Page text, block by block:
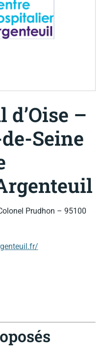
d’Oise –
Seine
Prudhon – 95100